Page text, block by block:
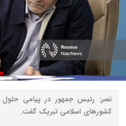
نصر: رئیس جمهور در پیامی
کشورهای اسلامی تبریک گفت.